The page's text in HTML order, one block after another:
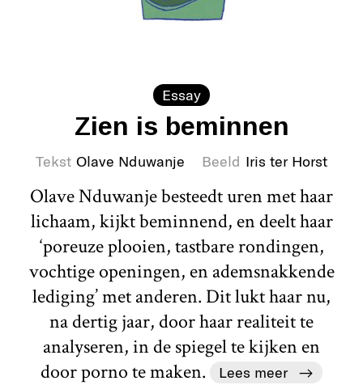
Essay
Zien is beminnen
Tekst Olave Nduwanje Beeld Iris ter Horst
Olave Nduwanje besteedt uren met haar
lichaam, kijkt beminnend, en deelt haar
‘poreuze plooien, tastbare rondingen,
vochtige openingen, en ademsnakkende
lediging’ met anderen. Dit lukt haar nu,
na dertig jaar, door haar realiteit te
analyseren, in de spiegel te kijken en
door porno te maken.
Lees meer